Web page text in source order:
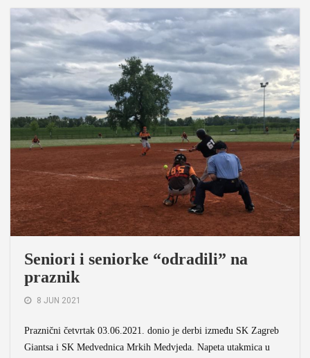
Seniori i seniorke “odradili” na
praznik
8 JUN 2021
Praznični četvrtak 03.06.2021. donio je derbi između SK Zagreb
Giantsa i SK Medvednica Mrkih Medvjeda. Napeta utakmica u